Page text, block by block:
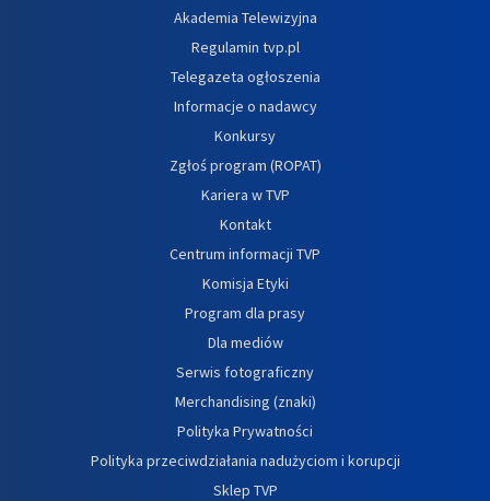
Akademia Telewizyjna
Regulamin tvp.pl
Telegazeta ogłoszenia
Informacje o nadawcy
Konkursy
Zgłoś program (ROPAT)
Kariera w TVP
Kontakt
Centrum informacji TVP
Komisja Etyki
Program dla prasy
Dla mediów
Serwis fotograficzny
Merchandising (znaki)
Polityka Prywatności
Polityka przeciwdziałania nadużyciom i korupcji
Sklep TVP